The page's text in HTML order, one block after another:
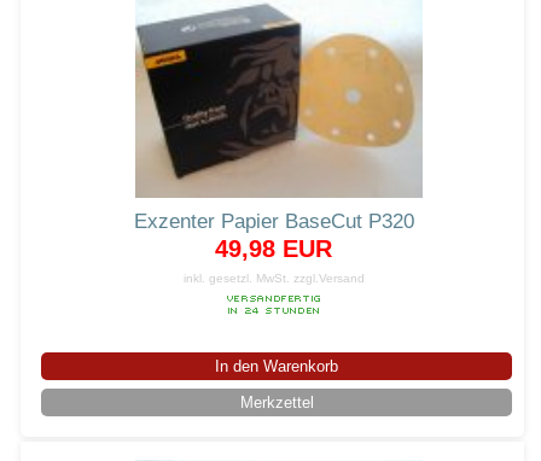
Exzenter Papier BaseCut P320
49,98 EUR
inkl. gesetzl. MwSt. zzgl.Versand
In den Warenkorb
Merkzettel